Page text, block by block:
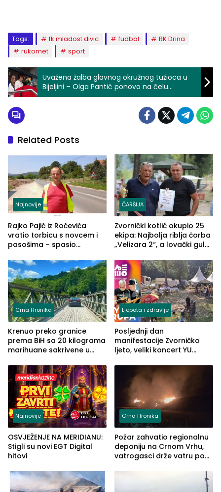
Tags: fk mladost divic fudbal
RK Drina
rukomet
sport
Uvažena žalba glavnog okružnog tužioca u
Bijeljini – Olga Pantić ponovo na čelu
Okružnog javnog tužilaštva!
Related Posts
Najnovije
Rajko Pajić iz Roćevića
vratio torbicu s novcem i
pasošima – spasio
Grčkoj
ČARŠIJA
Zvornički kotlić okupio 25
ekipa: Najbolja riblja čorba
„Velizara 2“, a lovački gulaš
Crna Hronika
Krenuo preko granice
prema BiH sa 20 kilograma
marihuane sakrivene u
Ljepota i zdravlje
Posljednji dan
manifestacije Zvorničko
ljeto, veliki koncert YU
ove godine
Najnovije
OSVJEŽENJE NA MERIDIANU:
Stigli su novi EGT Digital
hitovi
Crna Hronika
Požar zahvatio regionalnu
deponiju na Crnom Vrhu,
vatrogasci drže vatru pod